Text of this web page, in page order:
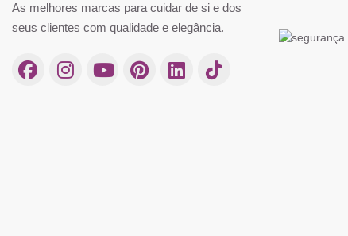
As melhores marcas para cuidar de si e dos
seus clientes com qualidade e elegância.